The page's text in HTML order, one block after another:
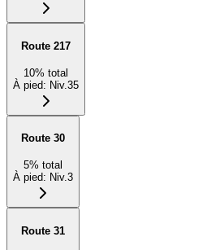
Route 217
10% total
À pied: Niv.35
Route 30
5% total
À pied: Niv.3
Route 31